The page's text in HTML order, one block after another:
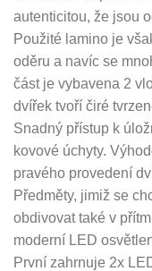
autenticitou, že jsou
Použité lamino je
oděru a navíc se
část je vybavena 2
dvířek tvoří čiré
Snadný přístup k
kovové úchyty.
pravého provedení
Předměty, jimiž se
obdivovat také v
moderní LED
První zahrnuje 2x